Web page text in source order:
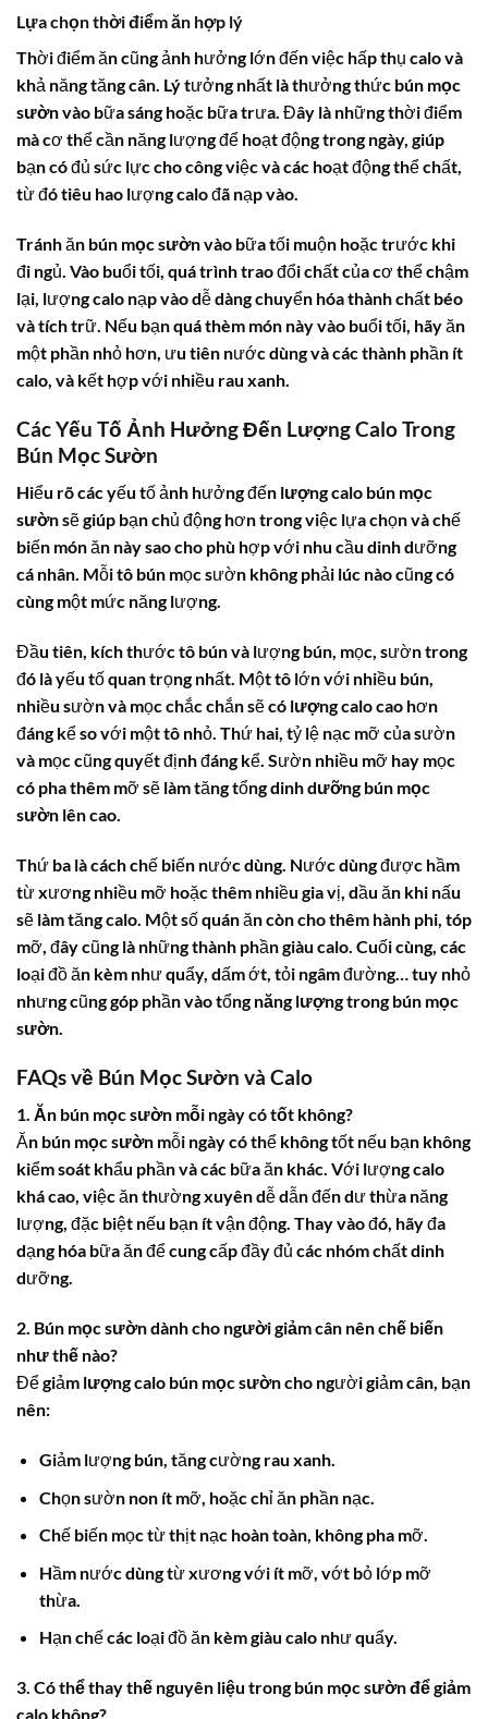
Lựa chọn thời điểm ăn hợp lý
Thời điểm ăn cũng ảnh hưởng lớn đến việc hấp thụ calo và
khả năng tăng cân. Lý tưởng nhất là thưởng thức bún mọc
sườnvào bữa sáng hoặc bữa trưa. Đây là những thời điểm
mà cơ thể cần năng lượng để hoạt động trong ngày, giúp
bạn có đủ sức lực cho công việc và các hoạt động thể chất,
từ đó tiêu hao lượng calo đã nạp vào.
Tránh ăn bún mọc sườnvào bữa tối muộn hoặc trước khi
đi ngủ. Vào buổi tối, quá trình trao đổi chất của cơ thể chậm
lại, lượng calo nạp vào dễ dàng chuyển hóa thành chất béo
và tích trữ. Nếu bạn quá thèm món này vào buổi tối, hãy ăn
một phần nhỏ hơn, ưu tiên nước dùng và các thành phần ít
calo, và kết hợp với nhiều rau xanh.
Các Yếu Tố Ảnh Hưởng Đến Lượng Calo Trong
Bún Mọc Sườn
Hiểu rõ các yếu tố ảnh hưởng đến lượng calo bún mọc
sườnsẽ giúp bạn chủ động hơn trong việc lựa chọn và chế
biến món ăn này sao cho phù hợp với nhu cầu dinh dưỡng
cá nhân. Mỗi tô bún mọc sườn không phải lúc nào cũng có
cùng một mức năng lượng.
Đầu tiên, kích thước tô bún và lượng bún, mọc, sườn trong
đó là yếu tố quan trọng nhất. Một tô lớn với nhiều bún,
nhiều sườn và mọc chắc chắn sẽ có lượng calocao hơn
đáng kể so với một tô nhỏ. Thứ hai, tỷ lệ nạc mỡ của sườn
và mọc cũng quyết định đáng kể. Sườn nhiều mỡ hay mọc
có pha thêm mỡ sẽ làm tăng tổngdinh dưỡng bún mọc
sườn lên cao.
Thứ ba là cách chế biến nước dùng. Nước dùng được hầm
từ xương nhiều mỡ hoặc thêm nhiều gia vị, dầu ăn khi nấu
sẽ làm tăng calo. Một số quán ăn còn cho thêm hành phi, tóp
mỡ, đây cũng là những thành phần giàu calo. Cuối cùng, các
loại đồ ăn kèm như quẩy, dấm ớt, tỏi ngâm đường… tuy nhỏ
nhưng cũng góp phần vào tổngnăng lượng trong bún mọc
sườn.
FAQs về Bún Mọc Sườn và Calo
1. Ăn bún mọc sườn mỗi ngày có tốt không?
Ăn bún mọc sườn mỗi ngày có thể không tốt nếu bạn không
kiểm soát khẩu phần và các bữa ăn khác. Với lượng calo
khá cao, việc ăn thường xuyên dễ dẫn đến dư thừa năng
lượng, đặc biệt nếu bạn ít vận động. Thay vào đó, hãy đa
dạng hóa bữa ăn để cung cấp đầy đủ các nhóm chất dinh
dưỡng.
2. Bún mọc sườn dành cho người giảm cân nên chế biến
như thế nào?
Để giảm lượng calo bún mọc sườncho người giảm cân, bạn
nên:
Giảm lượng bún, tăng cường rau xanh.
Chọn sườn non ít mỡ, hoặc chỉ ăn phần nạc.
Chế biến mọc từ thịt nạc hoàn toàn, không pha mỡ.
Hầm nước dùng từ xương với ít mỡ, vớt bỏ lớp mỡ
thừa.
Hạn chế các loại đồ ăn kèm giàu calo như quẩy.
3. Có thể thay thế nguyên liệu trong bún mọc sườn để giảm
calo không?